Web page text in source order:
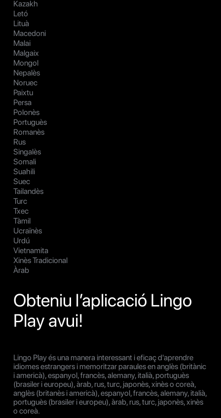
Kazakh
Letó
Lituà
Macedoni
Malai
Malgaix
Mongol
Nepalès
Noruec
Paixtu
Persa
Polonès
Portuguès
Romanès
Rus
Singalès
Somali
Suahili
Suec
Tailandès
Turc
Txec
Tàmil
Ucraïnès
Urdú
Vietnamita
Xinès Tradicional
Àrab
Obteniu l’aplicació Lingo
Play avui!
Lingo Play és una manera interessant i eficaç d'aprendre
idiomes estrangers i memoritzar paraules en anglès (britànic
i americà), espanyol, francès, alemany, italià, portuguès
(brasiler i europeu), àrab, rus, turc, japonès, xinès o coreà,
anglès (britanès i americà), espanyol, francès, alemany, italià,
portuguès (brasiler i europeu), àrab, rus, turc, japonès, xinès
o coreà.